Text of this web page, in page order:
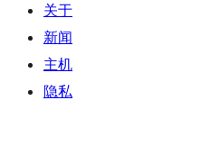
关于
新闻
主机
隐私